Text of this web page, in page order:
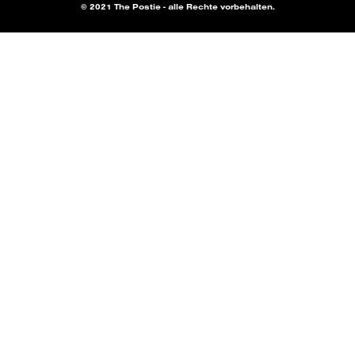
© 2021 The Postie - alle Rechte vorbehalten.